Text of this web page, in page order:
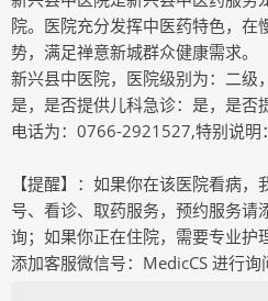
院。医院充分发挥中医药特色，在
势，满足禅意新城群众健康需求。
新兴县中医院，医院级别为：二级
是，是否提供儿科急诊：是，是否
电话为：0766-2921527,特别说明
【提醒】：如果你在该医院看病
号、看诊、取药服务，预约服务请
询；如果你正在住院，需要专业护
添加客服微信号：MedicCS 进行询